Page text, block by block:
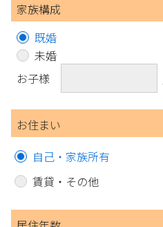
家族構成
既婚
未婚
お子様
お住まい
自己・家族所有
賃貸・その他